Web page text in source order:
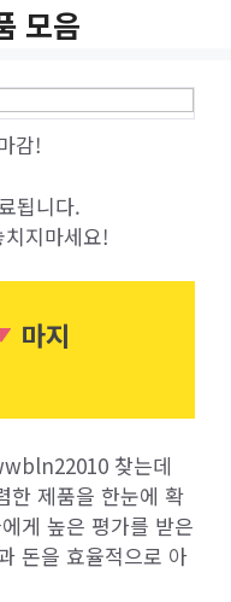
모음
감!
됩니다.
지마세요!
마지
찾는데
한 제품을 한눈에 확
게 높은 평가를 받은
돈을 효율적으로 아